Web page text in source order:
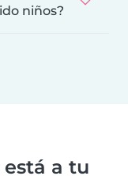
niños?
a tu